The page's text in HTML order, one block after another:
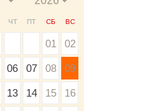
ЧТ ПТ СБ ВС
01 02
06 07 08 09
13 14 15 16